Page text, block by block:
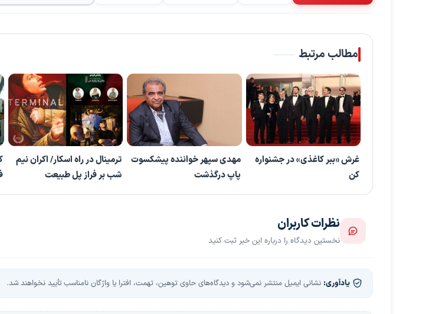
پخش ویدیو
مطالب مرتبط
غرش «ببر کاغذی» در جشنواره
کن
مهدی سپهر خواننده پیشکسوت
پاپ درگذشت
ترمینال در راه اسکار/ اکران نیم
شب بر فراز پل طبیعت
نظرات کاربران
نخستین دیدگاه را درباره این خبر ثبت کنید
یادآوری: نشانی ایمیل منتشر نمی‌شود و دیدگاه‌های حاوی توهین، تهمت، افترا یا واژگان نامناسب تأیید نخواهند شد.